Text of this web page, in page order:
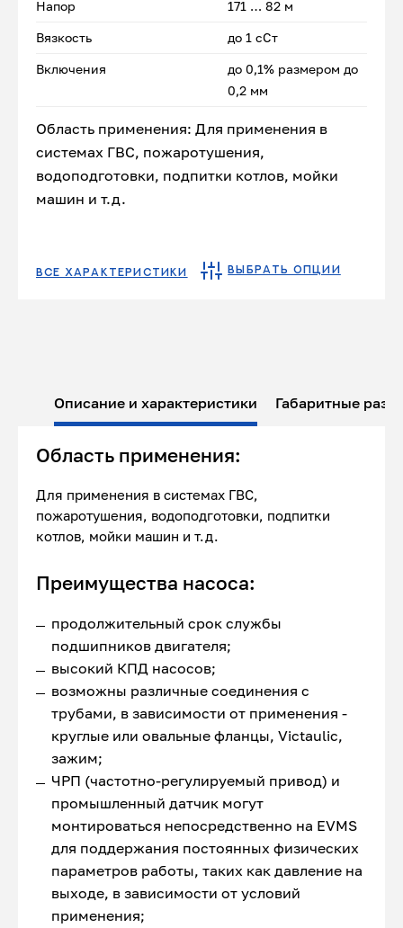
Напор 171 … 82 м
Вязкость до 1 сСт
Включения
до 0,1% размером до
0,2 мм
Область применения: Для применения в
системах ГВС, пожаротушения,
водоподготовки, подпитки котлов, мойки
машин и т.д.
ВСЕ ХАРАКТЕРИСТИКИ ВЫБРАТЬ ОПЦИИ
Описание и характеристики Габаритные
Область применения:
Для применения в системах ГВС,
пожаротушения, водоподготовки, подпитки
котлов, мойки машин и т.д.
Преимущества насоса:
продолжительный срок службы
подшипников двигателя;
высокий КПД насосов;
возможны различные соединения с
трубами, в зависимости от применения -
круглые или овальные фланцы, Victaulic,
зажим;
ЧРП (частотно-регулируемый привод) и
промышленный датчик могут
монтироваться непосредственно на EVMS
для поддержания постоянных физических
параметров работы, таких как давление на
выходе, в зависимости от условий
применения;